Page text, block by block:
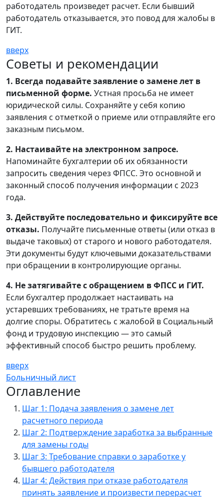
работодатель произведет расчет. Если бывший
работодатель отказывается, это повод для жалобы в
ГИТ.
вверх
Советы и рекомендации
1. Всегда подавайте заявление о замене лет в
письменной форме. Устная просьба не имеет
юридической силы. Сохраняйте у себя копию
заявления с отметкой о приеме или отправляйте его
заказным письмом.
2. Настаивайте на электронном запросе.
Напоминайте бухгалтерии об их обязанности
запросить сведения через ФПСС. Это основной и
законный способ получения информации с 2023
года.
3. Действуйте последовательно и фиксируйте все
отказы. Получайте письменные ответы (или отказ в
выдаче таковых) от старого и нового работодателя.
Эти документы будут ключевыми доказательствами
при обращении в контролирующие органы.
4. Не затягивайте с обращением в ФПСС и ГИТ.
Если бухгалтер продолжает настаивать на
устаревших требованиях, не тратьте время на
долгие споры. Обратитесь с жалобой в Социальный
фонд и трудовую инспекцию — это самый
эффективный способ быстро решить проблему.
вверх
Больничный лист
Оглавление
Шаг 1: Подача заявления о замене лет
расчетного периода
Шаг 2: Подтверждение заработка за выбранные
для замены годы
Шаг 3: Требование справки о заработке у
бывшего работодателя
Шаг 4: Действия при отказе работодателя
принять заявление и произвести перерасчет